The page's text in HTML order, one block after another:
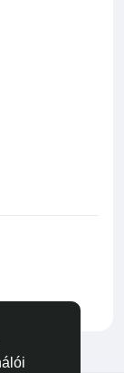
Lobbies for
CoD
anytime.
us at